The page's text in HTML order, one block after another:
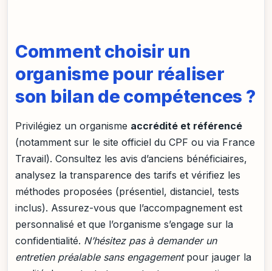
Comment choisir un
organisme pour réaliser
son bilan de compétences ?
Privilégiez un organisme accrédité et référencé
(notamment sur le site officiel du CPF ou via France
Travail). Consultez les avis d’anciens bénéficiaires,
analysez la transparence des tarifs et vérifiez les
méthodes proposées (présentiel, distanciel, tests
inclus). Assurez-vous que l’accompagnement est
personnalisé et que l’organisme s’engage sur la
confidentialité. N’hésitez pas à demander un
entretien préalable sans engagementpour jauger la